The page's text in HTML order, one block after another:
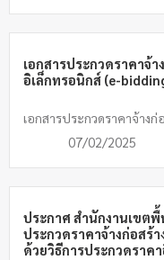
เอกสารประกวดราคาจ้
อิเล็กทรอนิกส์ (e-
เอกสารประกวดราคาจ้าง
07/02/2025
ประกาศ สำนักงานเขต
ประกวดราคาจ้างก่อสร้
ด้วยวิธีการประกวดราค